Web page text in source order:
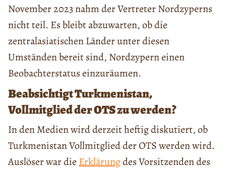
November 2023 nahm der Vertreter Nordzyperns
nicht teil. Es bleibt abzuwarten, ob die
zentralasiatischen Länder unter diesen
Umständen bereit sind, Nordzypern einen
Beobachterstatus einzuräumen.
Beabsichtigt Turkmenistan,
Vollmitglied der OTS zu werden?
In den Medien wird derzeit heftig diskutiert, ob
Turkmenistan Vollmitglied der OTS werden wird.
Auslöser war die Erklärungdes Vorsitzenden des